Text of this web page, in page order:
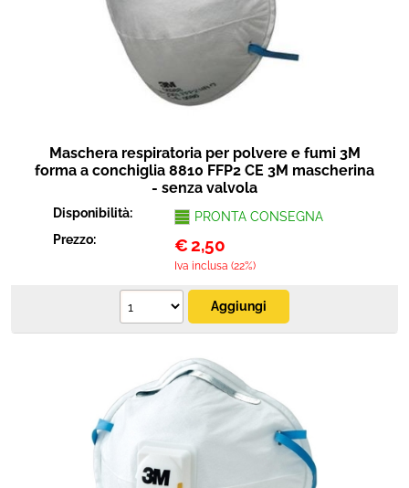
Maschera respiratoria per polvere e fumi 3M
forma a conchiglia 8810 FFP2 CE 3M mascherina
- senza valvola
Disponibilità:
PRONTA CONSEGNA
Prezzo:
€2,50
Iva inclusa (22%)